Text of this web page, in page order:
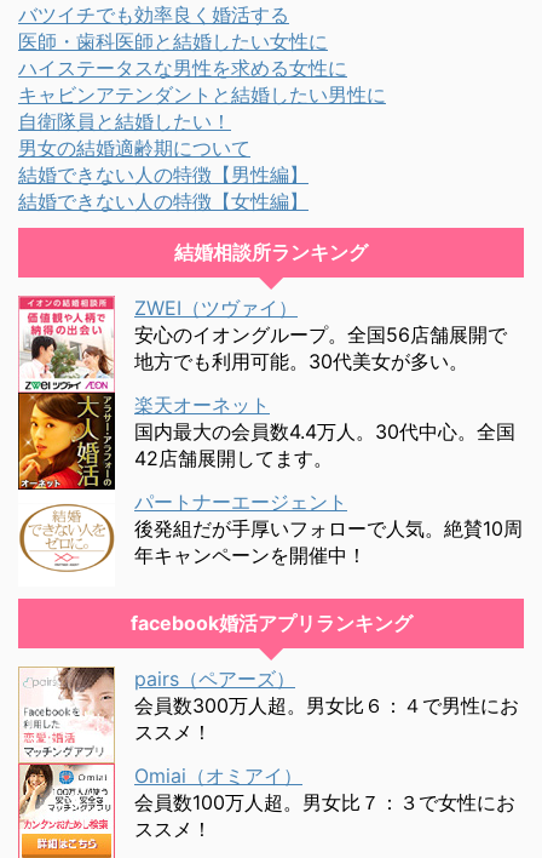
バツイチでも効率良く婚活する
医師・歯科医師と結婚したい女性に
ハイステータスな男性を求める女性に
キャビンアテンダントと結婚したい男性に
自衛隊員と結婚したい！
男女の結婚適齢期について
結婚できない人の特徴【男性編】
結婚できない人の特徴【女性編】
結婚相談所ランキング
ZWEI（ツヴァイ）
安心のイオングループ。全国56店舗展開で
地方でも利用可能。30代美女が多い。
楽天オーネット
国内最大の会員数4.4万人。30代中心。全国
42店舗展開してます。
パートナーエージェント
後発組だが手厚いフォローで人気。絶賛10周
年キャンペーンを開催中！
facebook婚活アプリランキング
pairs（ペアーズ）
会員数300万人超。男女比６：４で男性にお
ススメ！
Omiai（オミアイ）
会員数100万人超。男女比７：３で女性にお
ススメ！